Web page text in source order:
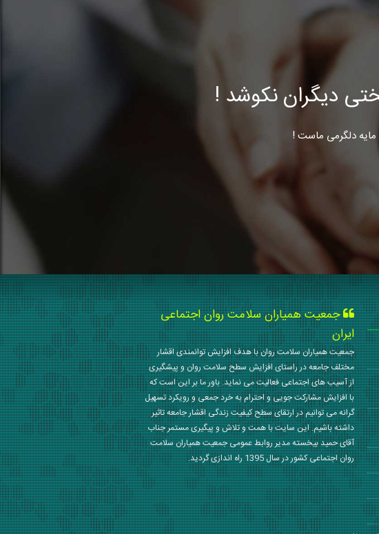
دیگران نکوشد !
دلگرمی ماست !
جمعیت همیاران سلامت روان اجتماعی
ایران
جمعیت همیاران سلامت روان با هدف افزایش توانمندی اقشار
مختلف جامعه در راستای افزایش سطح سلامت روان و پیشگیری
از آسیب های اجتماعی فعالیت می نماید. باور ما بر این است که
با افزایش مشارکت جویی و احترام به خرد جمعی و رویکرد تسهیل
گرانه می توانیم در ارتقای سطح کیفیت زندگی اقشار جامعه تاثیر
داشته باشیم. این سایت با همت و تلاش و پیگیری مستمر جناب
آقای حمید بیخسته مدیر روابط عمومی جمعیت همیاران سلامت
روان اجتماعی کشور در سال 1395 راه اندازی گردید.